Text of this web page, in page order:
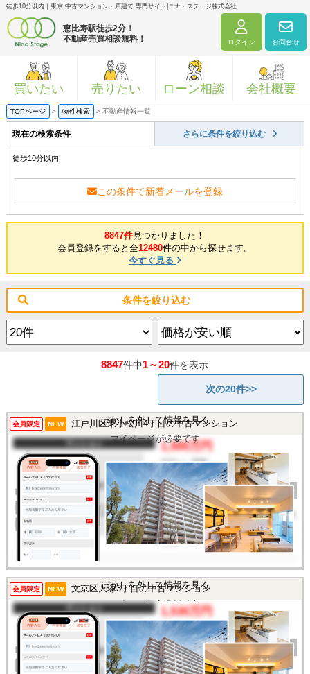
徒歩10分以内｜東京 中古マンション・戸建て 専門サイト|ニナ・ステージ株式会社
恵比寿駅徒歩2分！
不動産売買相談無料！
ログイン お問合せ
買いたい 売りたい ローン相談 会社概要
TOPページ > 物件検索 > 不動産情報一覧
現在の検索条件 さらに条件を絞り込む
徒歩10分以内
この条件で新着メールを登録
8847件見つかりました！
会員登録をすると全12480件の中から探せます。
今すぐ見る
条件を絞り込む
8847件中1～20件を表示
次の20件>>
会員限定 NEW 江戸川区東小松川4丁目の中古マンション
1,500万円
間取り 2DK
完成年 1974年
建物面積 38.06㎡
土地面積 -
所在地 東京都江戸川区東小松川4
丁目
交通 /
この物件を見るには
マイページが必要です
ぼかしを外して情報を見る
会員限定 NEW 文京区大塚3丁目の中古マンション
マンション 1,530万円
間取り 1R
完成年
1990年
建物面積 21.77㎡
土地面積 -
この物件を見るには
ぼかしを外して情報を見る